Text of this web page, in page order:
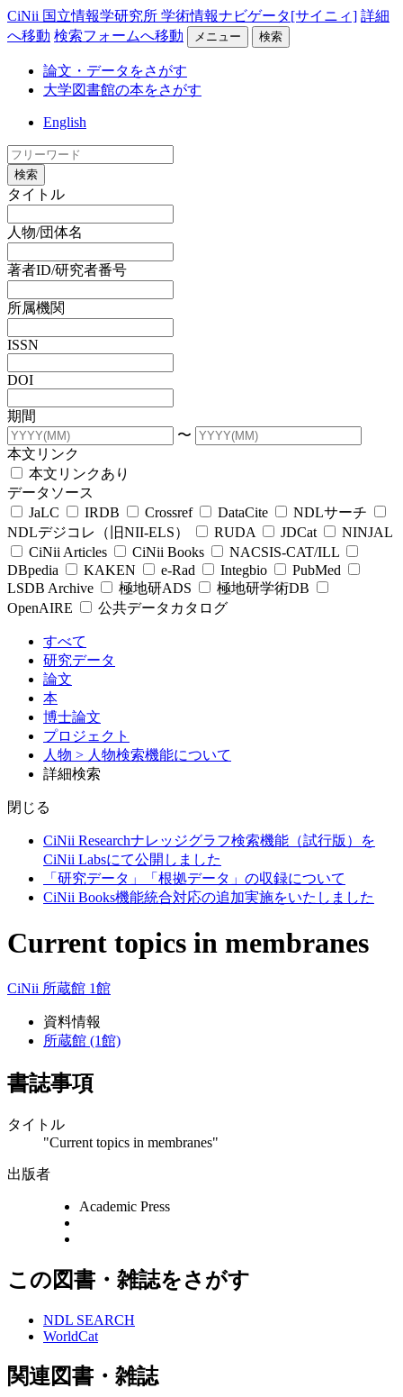
CiNii 国立情報学研究所 学術情報ナビゲータ[サイニィ] 詳細
へ移動 検索フォームへ移動 メニュー 検索
論文・データをさがす
大学図書館の本をさがす
English
検索
タイトル
人物/団体名
著者ID/研究者番号
所属機関
ISSN
DOI
期間
〜
本文リンク
本文リンクあり
データソース
JaLC
IRDB Crossref DataCite
NDLサーチ
NDLデジコレ（旧NII-ELS）
RUDA JDCat
NINJAL
CiNii Articles
CiNii Books
NACSIS-CAT/ILL
DBpedia
KAKEN e-Rad Integbio
PubMed
LSDB Archive
極地研ADS
極地研学術DB
OpenAIRE
公共データカタログ
すべて
研究データ
論文
本
博士論文
プロジェクト
人物 > 人物検索機能について
詳細検索
閉じる
CiNii Researchナレッジグラフ検索機能（試行版）を
CiNii Labsにて公開しました
「研究データ」「根拠データ」の収録について
CiNii Books機能統合対応の追加実施をいたしました
Current topics in membranes
CiNii 所蔵館 1館
資料情報
所蔵館 (1館)
書誌事項
タイトル
"Current topics in membranes"
出版者
Academic Press
この図書・雑誌をさがす
NDL SEARCH
WorldCat
関連図書・雑誌